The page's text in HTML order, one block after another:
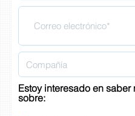
Estoy interesado en saber
sobre: